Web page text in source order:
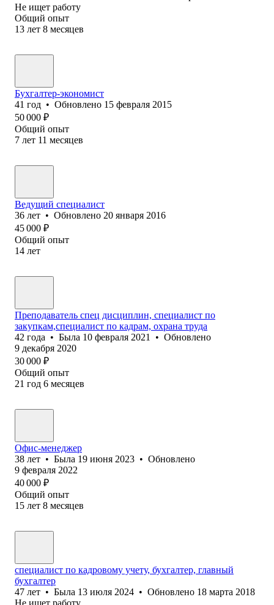
Не ищет работу
Общий опыт
13 лет 8 месяцев
Бухгалтер-экономист
41 год • Обновлено 15 февраля 2015
50 000 ₽
Общий опыт
7 лет 11 месяцев
Ведущий специалист
36 лет • Обновлено 20 января 2016
45 000 ₽
Общий опыт
14 лет
Преподаватель спец дисциплин, специалист по
закупкам,специалист по кадрам, охрана труда
42 года • Была 10 февраля 2021 • Обновлено
9 декабря 2020
30 000 ₽
Общий опыт
21 год 6 месяцев
Офис-менеджер
38 лет • Была 19 июня 2023 • Обновлено
9 февраля 2022
40 000 ₽
Общий опыт
15 лет 8 месяцев
специалист по кадровому учету, бухгалтер, главный
бухгалтер
47 лет • Была 13 июля 2024 • Обновлено 18 марта 2018
Не ищет работу